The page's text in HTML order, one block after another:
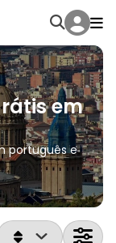
em
português e